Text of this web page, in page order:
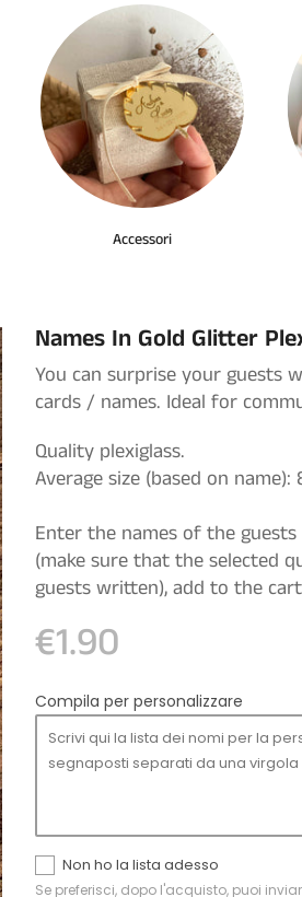
Accessori
Names In Gold Glitter
You can surprise your guests
cards / names. Ideal for
Quality plexiglass.
Average size (based on
Enter the names of the
(make sure that the selected
guests written), add to the
€1.90
Compila per personalizzare
Non ho la lista adesso
Se preferisci, dopo l'acquisto, puoi